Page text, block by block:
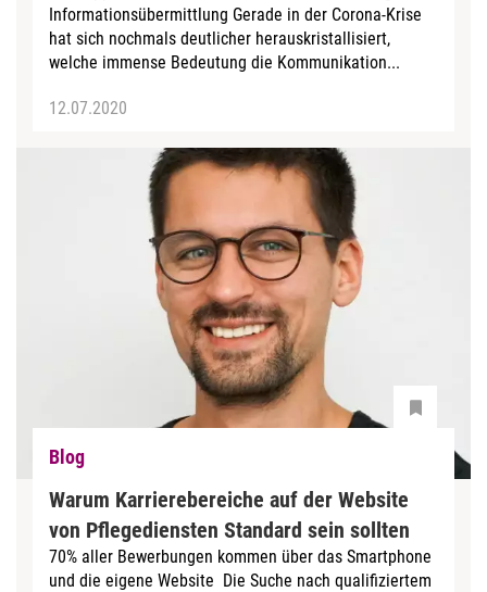
Informationsübermittlung Gerade in der Corona-Krise
hat sich nochmals deutlicher herauskristallisiert,
welche immense Bedeutung die Kommunikation...
12.07.2020
Blog
Warum Karrierebereiche auf der Website
von Pflegediensten Standard sein sollten
70% aller Bewerbungen kommen über das Smartphone
und die eigene Website Die Suche nach qualifiziertem